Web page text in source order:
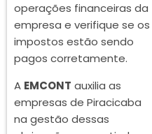
operações financeiras da
empresa e verifique se os
impostos estão sendo
pagos corretamente.
A EMCONT auxilia as
empresas de Piracicaba
na gestão dessas